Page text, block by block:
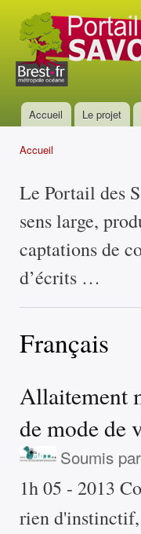
Portail
des
savoirs
Menu principal
Accueil Le projet
Accueil
Le Portail des
sens large,
captations de
d’écrits …
Français
Allaitement
de mode de
Soumis par
1h 05 - 2013
rien